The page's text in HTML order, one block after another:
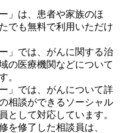
」は、患者や家族のほ
でも無料で利用いただけ
」では、がんに関する治
の医療機関などについて
。
」では、がんについて詳
相談ができるソーシャル
として対応しています。
を修了した相談員は、